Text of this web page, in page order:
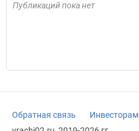
Публикаций пока нет
Обратная связь Инвесторам